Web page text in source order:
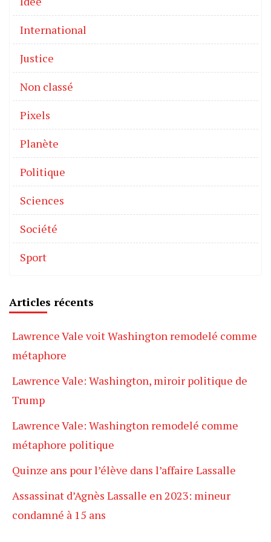
International
Justice
Non classé
Pixels
Planète
Politique
Sciences
Société
Sport
Articles récents
Lawrence Vale voit Washington remodelé comme
métaphore
Lawrence Vale: Washington, miroir politique de
Trump
Lawrence Vale: Washington remodelé comme
métaphore politique
Quinze ans pour l’élève dans l’affaire Lassalle
Assassinat d’Agnès Lassalle en 2023: mineur
condamné à 15 ans